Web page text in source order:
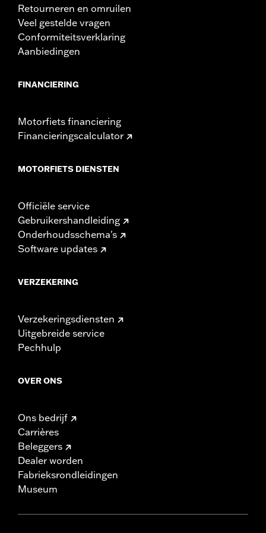
Retourneren en omruilen
Veel gestelde vragen
Conformiteitsverklaring
Aanbiedingen
FINANCIERING
Motorfiets financiering
Financieringscalculator
MOTORFIETS DIENSTEN
Officiële service
Gebruikershandleiding
Onderhoudsschema's
Software updates
VERZEKERING
Verzekeringsdiensten
Uitgebreide service
Pechhulp
OVER ONS
Ons bedrijf
Carrières
Beleggers
Dealer worden
Fabrieksrondleidingen
Museum